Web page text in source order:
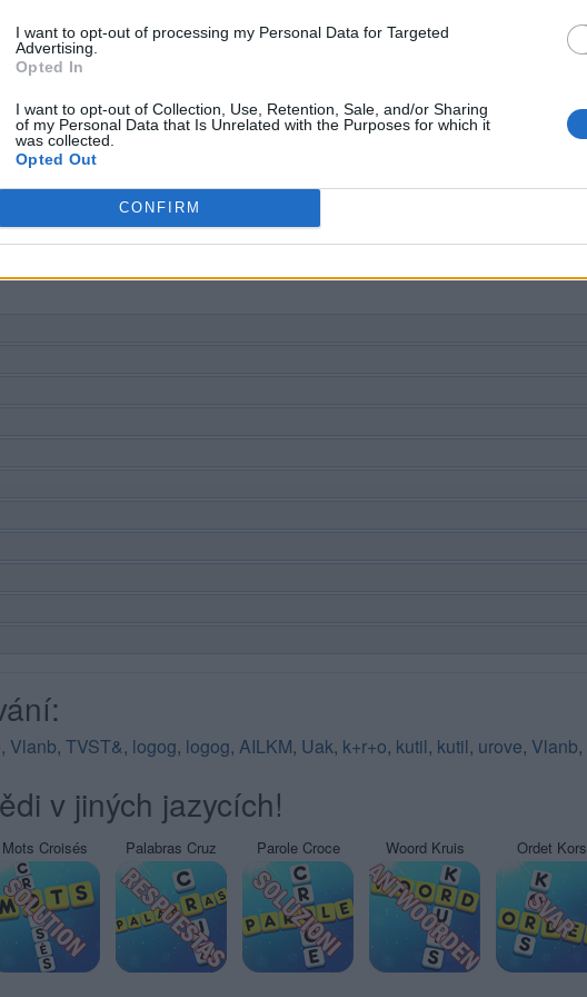
I want to opt-out of processing my Personal Data for Targeted
Advertising.
Opted In
I want to opt-out of Collection, Use, Retention, Sale, and/or Sharing
of my Personal Data that Is Unrelated with the Purposes for which it
was collected.
Opted Out
CONFIRM
čísla úrovně, ale doporučujeme použít vyhledávání podle písmen.
, Vlanb, TVST&, logog, logog, AILKM, Uak, k+r+o, kutil, kutil, urove, Vlanb,
v jiných jazycích!
Mots Croisés Palabras Cruz Parole Croce Woord Kruis Ordet Kors